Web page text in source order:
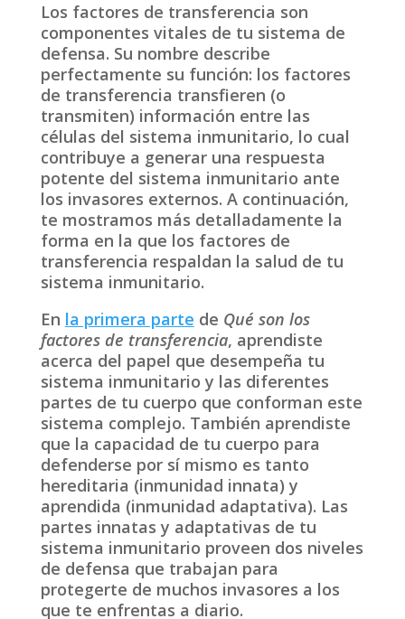
Los factores de transferencia son
componentes vitales de tu sistema de
defensa. Su nombre describe
perfectamente su función: los factores
de transferencia transfieren (o
transmiten) información entre las
células del sistema inmunitario, lo cual
contribuye a generar una respuesta
potente del sistema inmunitario ante
los invasores externos. A continuación,
te mostramos más detalladamente la
forma en la que los factores de
transferencia respaldan la salud de tu
sistema inmunitario.
En la primera parte de Qué son los
factores de transferencia, aprendiste
acerca del papel que desempeña tu
sistema inmunitario y las diferentes
partes de tu cuerpo que conforman este
sistema complejo. También aprendiste
que la capacidad de tu cuerpo para
defenderse por sí mismo es tanto
hereditaria (inmunidad innata) y
aprendida (inmunidad adaptativa). Las
partes innatas y adaptativas de tu
sistema inmunitario proveen dos niveles
de defensa que trabajan para
protegerte de muchos invasores a los
que te enfrentas a diario.